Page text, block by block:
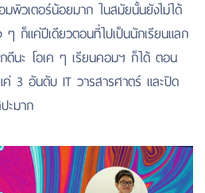
พิวเตอร์น้อยมาก ในสมัยนั้นยังไม่ได้
ๆ ก็แค่ปีเดียวตอนที่ไปเป็นนักเรียนแลก
ดีนะ โอเค ๆ เรียนคอมฯ ก็ได้ ตอน
ค่ 3 อันดับ IT วารสารศาตร์ และปิด
ะมาก